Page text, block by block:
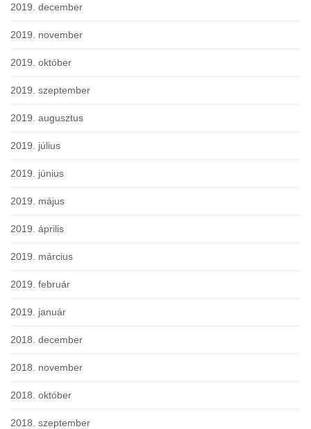
2019. december
2019. november
2019. október
2019. szeptember
2019. augusztus
2019. július
2019. június
2019. május
2019. április
2019. március
2019. február
2019. január
2018. december
2018. november
2018. október
2018. szeptember